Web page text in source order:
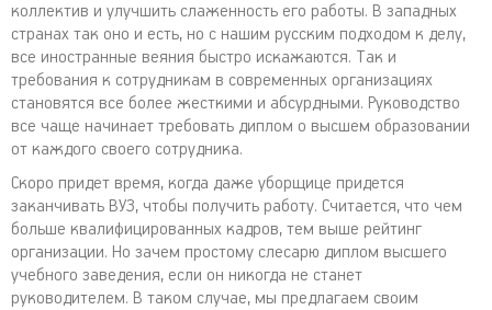
коллектив и улучшить слаженность его работы. В западных
странах так оно и есть, но с нашим русским подходом к делу,
все иностранные веяния быстро искажаются. Так и
требования к сотрудникам в современных организациях
становятся все более жесткими и абсурдными. Руководство
все чаще начинает требовать диплом о высшем образовании
от каждого своего сотрудника.
Скоро придет время, когда даже уборщице придется
заканчивать ВУЗ, чтобы получить работу. Считается, что чем
больше квалифицированных кадров, тем выше рейтинг
организации. Но зачем простому слесарю диплом высшего
учебного заведения, если он никогда не станет
руководителем. В таком случае, мы предлагаем своим